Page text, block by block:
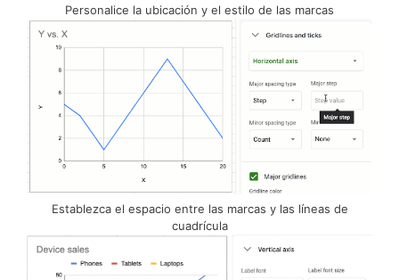
Personalice la ubicación y el estilo de las marcas
Establezca el espacio entre las marcas y las líneas de
cuadrícula